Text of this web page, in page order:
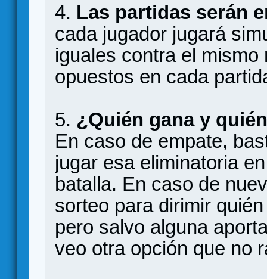
4. Las partidas serán
cada jugador jugará
iguales contra el
opuestos en cada
5. ¿Quién gana y
En caso de empate,
jugar esa eliminatoria
batalla. En caso de
sorteo para dirimir
pero salvo alguna
veo otra opción que no